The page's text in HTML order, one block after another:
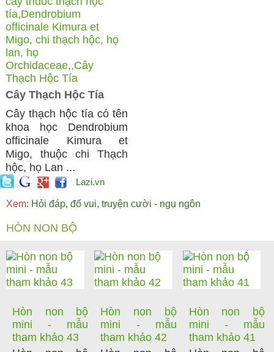
Cây Thạch Hộc Tía
​Cây thạch hộc tía có tên
khoa học Dendrobium
officinale Kimura et
Migo, thuộc chi Thạch
hộc, họ Lan ...
Lazi.vn
Xem: Hỏi đáp, đố vui, truyện cười - ngụ ngôn
HÒN NON BỘ
Hòn non bộ
mini - mẫu
tham khảo 43
Hòn non bộ
mini - mẫu
tham khảo 42
Hòn non bộ
mini - mẫu
tham khảo 41